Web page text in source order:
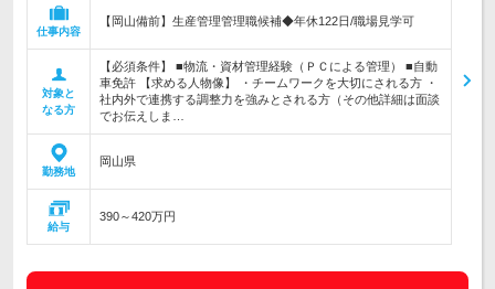
仕事内容
【岡山備前】生産管理管理職候補◆年休122日/職場見学可
対象と
なる方
【必須条件】 ■物流・資材管理経験（ＰＣによる管理） ■自動
車免許 【求める人物像】 ・チームワークを大切にされる方 ・
社内外で連携する調整力を強みとされる方（その他詳細は面談
でお伝えしま…
勤務地
岡山県
給与
390～420万円